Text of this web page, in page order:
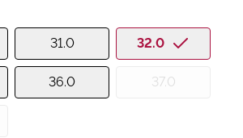
31.0 32.0
36.0 37.0